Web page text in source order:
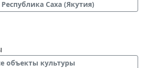
Республика Саха (Якутия)
объекты культуры